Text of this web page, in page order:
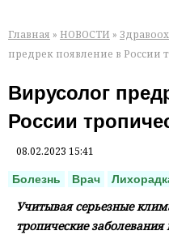
Главная » НОВОСТИ »
предрек появление в России
Вирусолог
России
08.02.2023 15:41
Болезнь Врач
Учитывая серьезные
тропические